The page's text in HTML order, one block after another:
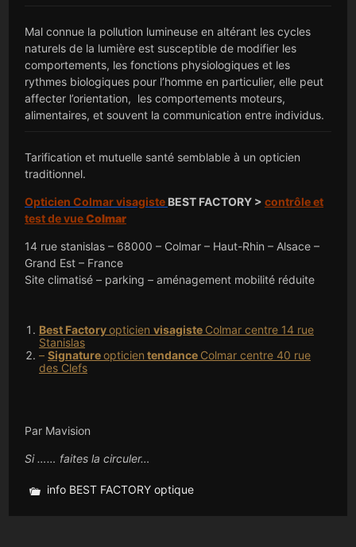
Mal connue la pollution lumineuse en altérant les cycles
naturels de la lumière est susceptible de modifier les
comportements, les fonctions physiologiques et les
rythmes biologiques pour l’homme en particulier, elle peut
affecter l’orientation, les comportements moteurs,
alimentaires, et souvent la communication entre individus.
Tarification et mutuelle santé semblable à un opticien
traditionnel.
Opticien Colmar visagiste BEST FACTORY > contrôle et
test de vueColmar
14 rue stanislas – 68000 – Colmar – Haut-Rhin – Alsace –
Grand Est – France
Site climatisé – parking – aménagement mobilité réduite
Best Factoryopticien visagiste Colmar centre 14 rue
Stanislas
– Signatureopticien tendance Colmar centre 40 rue
des Clefs
Par Mavision
Si …… faites la circuler…
info BEST FACTORY optique